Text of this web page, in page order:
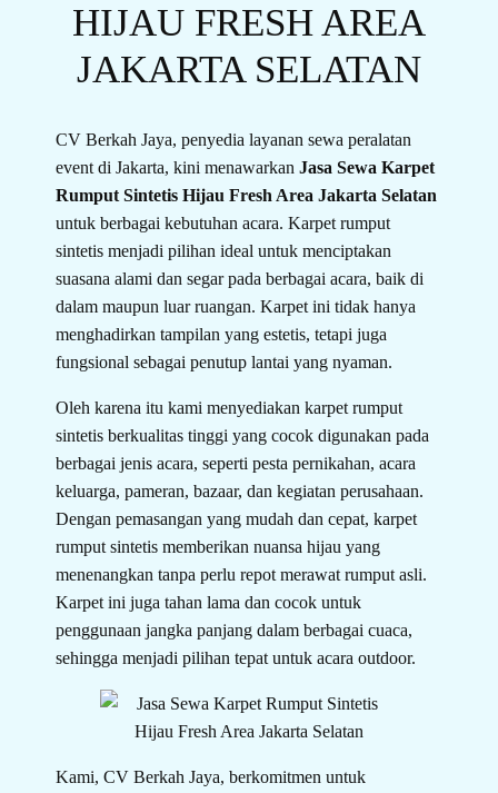
HIJAU FRESH AREA
JAKARTA SELATAN
CV Berkah Jaya, penyedia layanan sewa peralatan
event di Jakarta, kini menawarkanJasa Sewa Karpet
Rumput Sintetis Hijau Fresh Area Jakarta Selatan
untuk berbagai kebutuhan acara. Karpet rumput
sintetis menjadi pilihan ideal untuk menciptakan
suasana alami dan segar pada berbagai acara, baik di
dalam maupun luar ruangan. Karpet ini tidak hanya
menghadirkan tampilan yang estetis, tetapi juga
fungsional sebagai penutup lantai yang nyaman.
Oleh karena itu kami menyediakan karpet rumput
sintetis berkualitas tinggi yang cocok digunakan pada
berbagai jenis acara, seperti pesta pernikahan, acara
keluarga, pameran, bazaar, dan kegiatan perusahaan.
Dengan pemasangan yang mudah dan cepat, karpet
rumput sintetis memberikan nuansa hijau yang
menenangkan tanpa perlu repot merawat rumput asli.
Karpet ini juga tahan lama dan cocok untuk
penggunaan jangka panjang dalam berbagai cuaca,
sehingga menjadi pilihan tepat untuk acara outdoor.
Kami, CV Berkah Jaya, berkomitmen untuk